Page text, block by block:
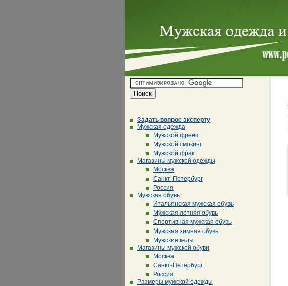
Задать вопрос эксперту
Мужская одежда
Мужской френч
Мужской смокинг
Мужской фрак
Магазины мужской одежды
Москва
Санкт-Петербург
Россия
Мужская обувь
Итальянская мужская обувь
Мужская летняя обувь
Спортивная мужская обувь
Мужская зимняя обувь
Мужские кеды
Магазины мужской обуви
Москва
Санкт-Петербург
Россия
Размеры мужской одежды